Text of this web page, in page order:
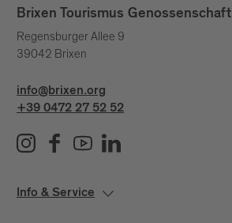
Brixen Tourismus Genossenschaft
Regensburger Allee 9
39042 Brixen
info@brixen.org
+39 0472 27 52 52
Info & Service